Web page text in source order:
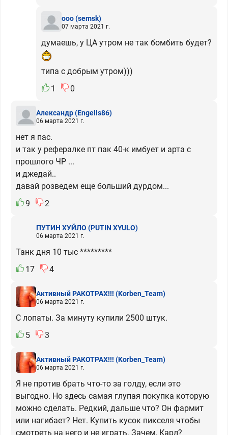
ooo(semsk)
07 марта 2021 г.
думаешь, у ЦА утром не так бомбить будет?
типа с добрым утром)))
1
0
Александр(Engells86)
06 марта 2021 г.
нет я пас.
и так у рефералке пт пак 40-к имбует и арта с
прошлого ЧР ...
и джедай..
давай розведем еще больший дурдом...
9
2
ПУТИН ХУЙЛО (PUTIN XYULO)
06 марта 2021 г.
Танк дня 10 тыс *********
17
4
Активный РАКОТРАХ!!! (Korben_Team)
06 марта 2021 г.
С лопаты. За минуту купили 2500 штук.
5
3
Активный РАКОТРАХ!!! (Korben_Team)
06 марта 2021 г.
Я не против брать что-то за голду, если это
выгодно. Но здесь самая глупая покупка которую
можно сделать. Редкий, дальше что? Он фармит
или нагибает? Нет. Купить кусок пикселя чтобы
смотреть на него и не играть. Зачем, Карл?